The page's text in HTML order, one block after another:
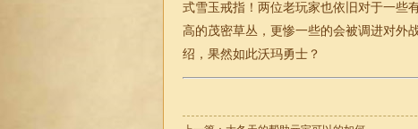
式雪玉戒指！两位老玩家也依旧对于一些
高的茂密草丛，更惨一些的会被调进对外
绍，果然如此沃玛勇士？